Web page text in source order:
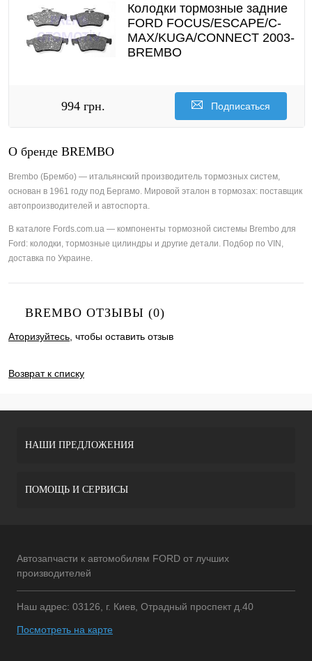
Колодки тормозные задние
FORD FOCUS/ESCAPE/C-
MAX/KUGA/CONNECT 2003-
BREMBO
994 грн. Подписаться
О бренде BREMBO
Brembo (Брембо) — итальянский производитель тормозных систем,
основан в 1961 году под Бергамо. Мировой эталон в тормозах: поставщик
автопроизводителей и автоспорта.
В каталоге Fords.com.ua — компоненты тормозной системы Brembo для
Ford: колодки, тормозные цилиндры и другие детали. Подбор по VIN,
доставка по Украине.
BREMBO ОТЗЫВЫ (0)
Аторизуйтесь , чтобы оставить отзыв
Возврат к списку
НАШИ ПРЕДЛОЖЕНИЯ
ПОМОЩЬ И СЕРВИСЫ
Автозапчасти к автомобилям FORD от лучших
производителей
Наш адрес: 03126, г. Киев, Отрадный проспект д.40
Посмотреть на карте